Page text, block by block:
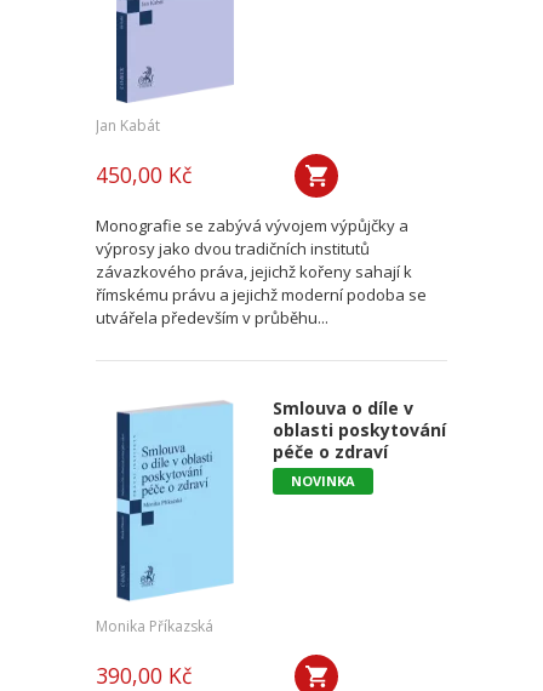
Jan Kabát
450,00 Kč
Monografie se zabývá vývojem výpůjčky a
výprosy jako dvou tradičních institutů
závazkového práva, jejichž kořeny sahají k
římskému právu a jejichž moderní podoba se
utvářela především v průběhu...
Smlouva o díle v
oblasti poskytování
péče o zdraví
NOVINKA
Monika Příkazská
390,00 Kč